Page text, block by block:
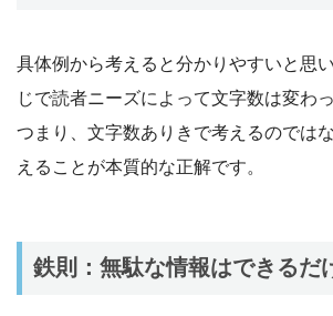
具体例から考えると分かりやすいと思
じで読者ニーズによって文字数は変わ
つまり、文字数ありきで考えるのでは
えることが本質的な正解です。
鉄則：無駄な情報はできるだ